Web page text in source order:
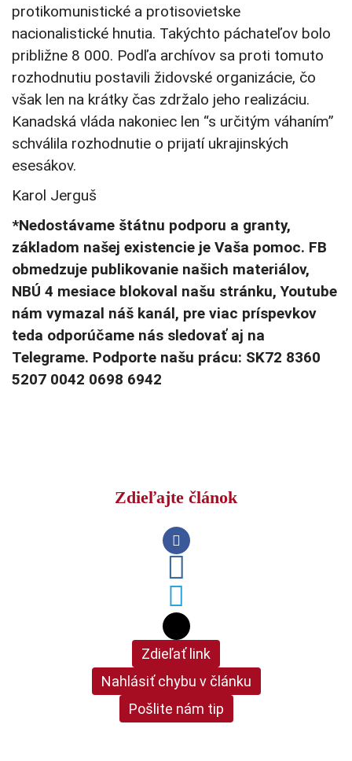
protikomunistické a protisovietske
nacionalistické hnutia. Takýchto páchateľov bolo
približne 8 000. Podľa archívov sa proti tomuto
rozhodnutiu postavili židovské organizácie, čo
však len na krátky čas zdržalo jeho realizáciu.
Kanadská vláda nakoniec len “s určitým váhaním”
schválila rozhodnutie o prijatí ukrajinských
esesákov.
Karol Jerguš
*Nedostávame štátnu podporu a granty,
základom našej existencie je Vaša pomoc. FB
obmedzuje publikovanie našich materiálov,
NBÚ 4 mesiace blokoval našu stránku, Youtube
nám vymazal náš kanál, pre viac príspevkov
teda odporúčame nás sledovať aj na
Telegrame. Podporte našu prácu: SK72 8360
5207 0042 0698 6942
Zdieľajte článok
Zdieľať link
Nahlásiť chybu v článku
Pošlite nám tip